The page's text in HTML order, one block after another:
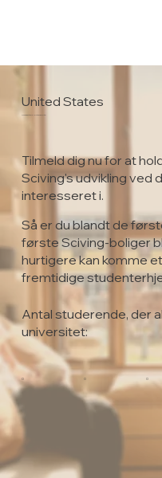
United States
University of North Dakota
Tilmeld dig nu for at
Sciving's udvikling ved
interesseret i.
Så er du blandt de
første Sciving-boliger
hurtigere kan komme
fremtidige
Antal studerende, der
universitet:
0
0
0